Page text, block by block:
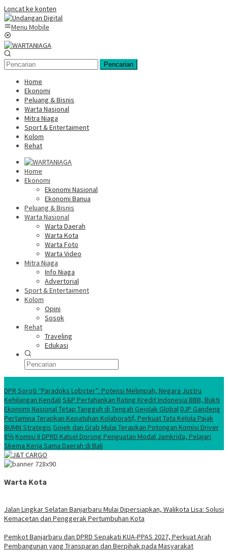
Loncat ke konten
Menu Mobile
Pencarian
Home
Ekonomi
Peluang & Bisnis
Warta Nasional
Mitra Niaga
Sport & Entertaiment
Kolom
Rehat
Home
Ekonomi
Ekonomi Nasional
Ekonomi Banua
Peluang & Bisnis
Warta Nasional
Warta Daerah
Warta Kota
Warta Foto
Warta Video
Mitra Niaga
Info Niaga
Advertorial
Sport & Entertaiment
Kolom
Opini
Sosok
Rehat
Traveling
Edukasi
DPR Soroti “Paradoks Lobster”: Potensi Melimpah, Negara Justru
Kehilangan Kendali S&P Pertahankan Rating Kredit Indonesia BBB, Bukti
Ekonomi Nasional Tetap Tangguh di Tengah Gejolak GlobalDJP Gandeng
Pertamina Terapkan Kepatuhan Kolaboratif, Perkuat Tata Kelola Pajak
BUMN Strategis Gojek dan Grab Mulai Terapkan Potongan Komisi Driver
8℅Komisi II DPRD Kalsel Dorong Penguatan Modal Jamkrida, Pelajari
Skema Kerja Sama Daerah di Bali
Warta Kota
Jalan Lingkar Selatan Banjarbaru Mulai Dipersiapkan, Walikota Lisa: Solusi
Kemacetan dan Penggerak Pertumbuhan Kota
Pemkot Banjarbaru dan DPRD Sepakati KUA-PPAS 2027, Perkuat Arah
Pembangunan yang Transparan dan Berpihak pada Masyarakat